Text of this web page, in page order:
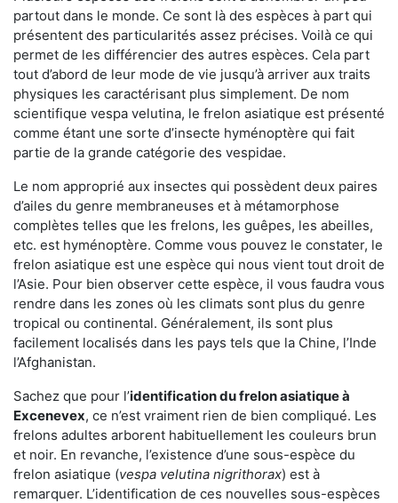
partout dans le monde. Ce sont là des espèces à part qui
présentent des particularités assez précises. Voilà ce qui
permet de les différencier des autres espèces. Cela part
tout d’abord de leur mode de vie jusqu’à arriver aux traits
physiques les caractérisant plus simplement. De nom
scientifique vespa velutina, le frelon asiatique est présenté
comme étant une sorte d’insecte hyménoptère qui fait
partie de la grande catégorie des vespidae.
Le nom approprié aux insectes qui possèdent deux paires
d’ailes du genre membraneuses et à métamorphose
complètes telles que les frelons, les guêpes, les abeilles,
etc. est hyménoptère. Comme vous pouvez le constater, le
frelon asiatique est une espèce qui nous vient tout droit de
l’Asie. Pour bien observer cette espèce, il vous faudra vous
rendre dans les zones où les climats sont plus du genre
tropical ou continental. Généralement, ils sont plus
facilement localisés dans les pays tels que la Chine, l’Inde
l’Afghanistan.
Sachez que pour l’identification du frelon asiatiqueà
Excenevex, ce n’est vraiment rien de bien compliqué. Les
frelons adultes arborent habituellement les couleurs brun
et noir. En revanche, l’existence d’une sous-espèce du
frelon asiatique (vespa velutina nigrithorax) est à
remarquer. L’identification de ces nouvelles sous-espèces